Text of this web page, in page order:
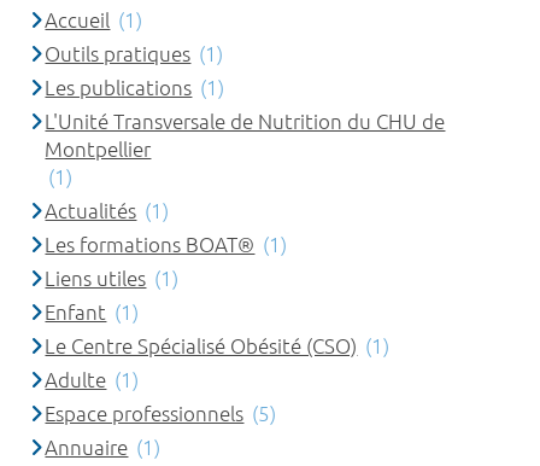
Accueil (1)
Outils pratiques (1)
Les publications (1)
L'Unité Transversale de Nutrition du CHU de
Montpellier
(1)
Actualités (1)
Les formations BOAT® (1)
Liens utiles (1)
Enfant (1)
Le Centre Spécialisé Obésité (CSO) (1)
Adulte (1)
Espace professionnels (5)
Annuaire (1)